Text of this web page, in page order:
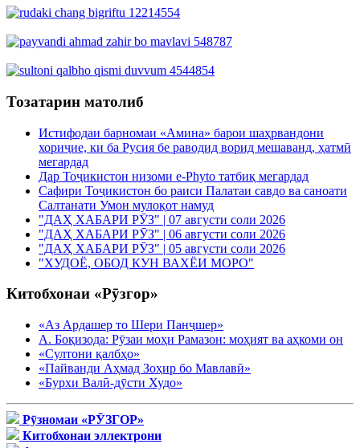
Тозатарин матолиб
Истифодаи барномаи «Амина» барои шаҳрвандони
хориҷие, ки ба Русия бе раводид ворид мешаванд, ҳатмӣ
мегардад
Дар Тоҷикистон низоми e-Phyto татбиқ мегардад
Сафири Тоҷикистон бо раиси Палатаи савдо ва саноати
Салтанати Умон мулоқот намуд
"ДАҲ ХАБАРИ РӮЗ" | 07 августи соли 2026
"ДАҲ ХАБАРИ РӮЗ" | 06 августи соли 2026
"ДАҲ ХАБАРИ РӮЗ" | 05 августи соли 2026
"ХУДОЁ, ОБОД КУН ВАХЁИ МОРО"
Китобхонаи «Рӯзгор»
«Аз Ардашер то Шери Панҷшер»
А. Боқизода: Рӯзаи моҳи Рамазон: моҳият ва аҳкоми он
«Султони қалбҳо»
«Пайванди Аҳмад Зоҳир бо Мавлавӣ»
«Бурхи Валӣ-дӯсти Худо»
Рӯзномаи «РӮЗГОР»
Китобхонаи эллектрони